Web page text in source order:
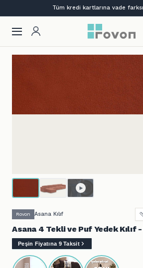
Lansmana özel %12 indirim + ilk
Rovon Asana Kılıf
Asana 4 Tekli ve Puf Yedek Kılıf
Peşin Fiyatına 9 Taksit